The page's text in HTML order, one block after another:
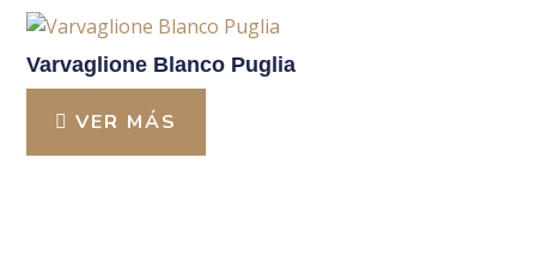
Varvaglione Blanco Puglia
VER MÁS